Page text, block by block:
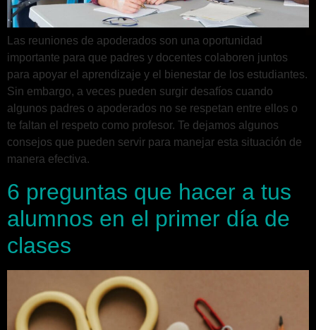
Las reuniones de apoderados son una oportunidad
importante para que padres y docentes colaboren juntos
para apoyar el aprendizaje y el bienestar de los estudiantes.
Sin embargo, a veces pueden surgir desafíos cuando
algunos padres o apoderados no se respetan entre ellos o
te faltan el respeto como profesor. Te dejamos algunos
consejos que pueden servir para manejar esta situación de
manera efectiva.
6 preguntas que hacer a tus
alumnos en el primer día de
clases